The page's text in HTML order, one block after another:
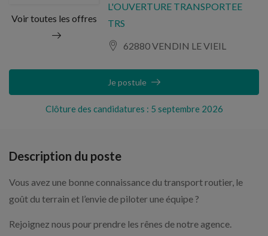
Voir toutes les offres
L'OUVERTURE TRANSPORTEE
TRS
62880 VENDIN LE VIEIL
Clôture des candidatures : 5 septembre 2026
Je postule
Description du poste
Vous avez une bonne connaissance du transport routier, le
goût du terrain et l’envie de piloter une équipe ?
Rejoignez nous pour prendre les rênes de notre agence.